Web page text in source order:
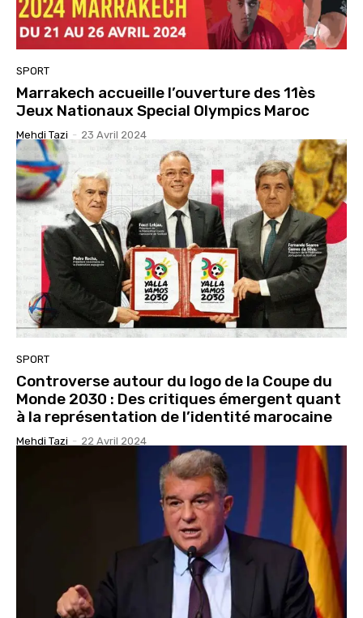
SPORT
Marrakech accueille l’ouverture des 11ès
Jeux Nationaux Special Olympics Maroc
Mehdi Tazi - 23 Avril 2024
SPORT
Controverse autour du logo de la Coupe du
Monde 2030 : Des critiques émergent quant
à la représentation de l’identité marocaine
Mehdi Tazi - 22 Avril 2024